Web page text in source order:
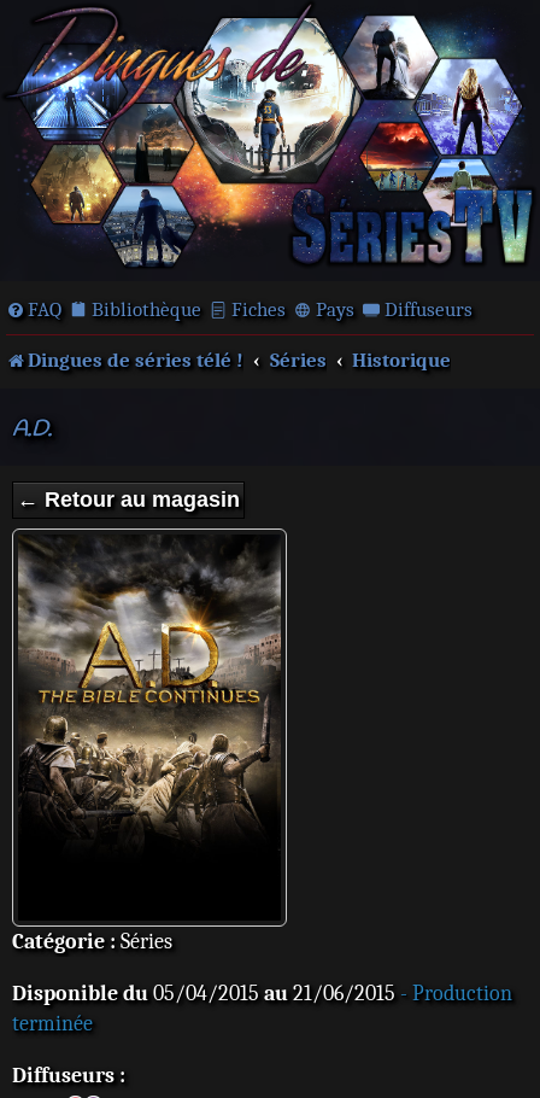
FAQ Bibliothèque Fiches Pays Diffuseurs
Dingues de séries télé ! Séries Historique
A.D.
← Retour au magasin
Catégorie : Séries
Disponible du05/04/2015 au21/06/2015 - Production
terminée
Diffuseurs :